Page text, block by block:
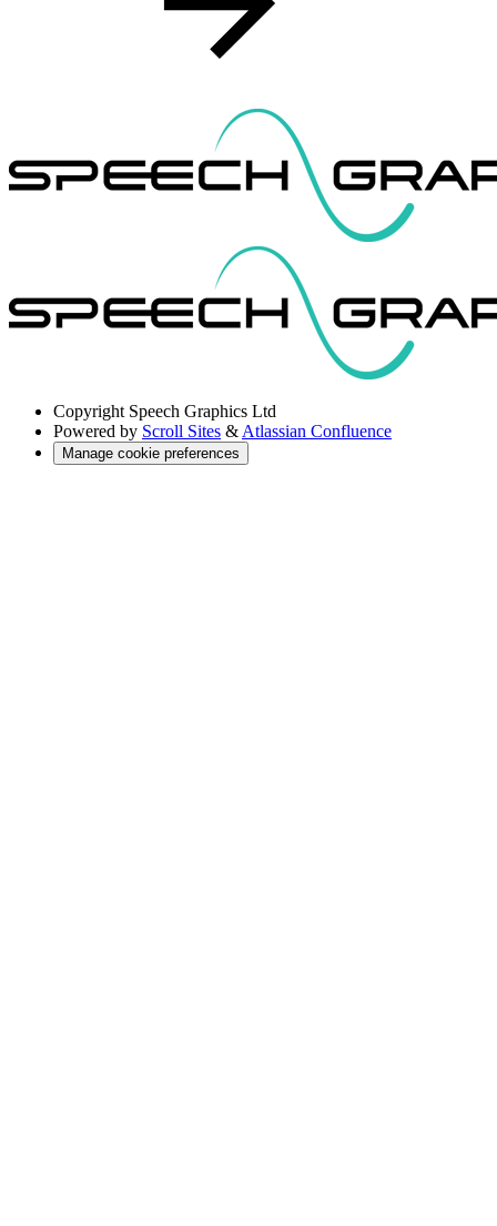
Copyright Speech Graphics Ltd
Powered by Scroll Sites &Atlassian Confluence
Manage cookie preferences